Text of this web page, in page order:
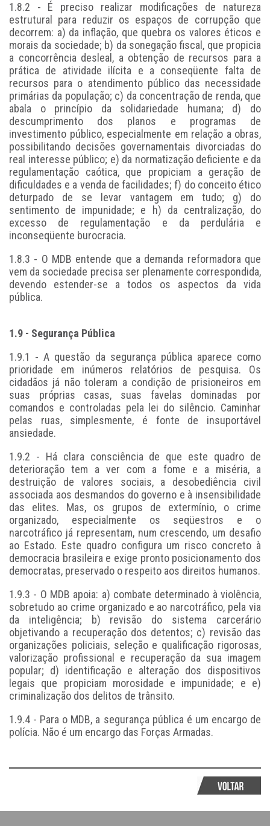
1.8.2 - É preciso realizar modificações de natureza
estrutural para reduzir os espaços de corrupção que
decorrem: a) da inflação, que quebra os valores éticos e
morais da sociedade; b) da sonegação fiscal, que propicia
a concorrência desleal, a obtenção de recursos para a
prática de atividade ilícita e a conseqüente falta de
recursos para o atendimento público das necessidade
primárias da população; c) da concentração de renda, que
abala o princípio da solidariedade humana; d) do
descumprimento dos planos e programas de
investimento público, especialmente em relação a obras,
possibilitando decisões governamentais divorciadas do
real interesse público; e) da normatização deficiente e da
regulamentação caótica, que propiciam a geração de
dificuldades e a venda de facilidades; f) do conceito ético
deturpado de se levar vantagem em tudo; g) do
sentimento de impunidade; e h) da centralização, do
excesso de regulamentação e da perdulária e
inconseqüente burocracia.
1.8.3 - O MDB entende que a demanda reformadora que
vem da sociedade precisa ser plenamente correspondida,
devendo estender-se a todos os aspectos da vida
pública.
1.9 - Segurança Pública
1.9.1 - A questão da segurança pública aparece como
prioridade em inúmeros relatórios de pesquisa. Os
cidadãos já não toleram a condição de prisioneiros em
suas próprias casas, suas favelas dominadas por
comandos e controladas pela lei do silêncio. Caminhar
pelas ruas, simplesmente, é fonte de insuportável
ansiedade.
1.9.2 - Há clara consciência de que este quadro de
deterioração tem a ver com a fome e a miséria, a
destruição de valores sociais, a desobediência civil
associada aos desmandos do governo e à insensibilidade
das elites. Mas, os grupos de extermínio, o crime
organizado, especialmente os seqüestros e o
narcotráfico já representam, num crescendo, um desafio
ao Estado. Este quadro configura um risco concreto à
democracia brasileira e exige pronto posicionamento dos
democratas, preservado o respeito aos direitos humanos.
1.9.3 - O MDB apoia: a) combate determinado à violência,
sobretudo ao crime organizado e ao narcotráfico, pela via
da inteligência; b) revisão do sistema carcerário
objetivando a recuperação dos detentos; c) revisão das
organizações policiais, seleção e qualificação rigorosas,
valorização profissional e recuperação da sua imagem
popular; d) identificação e alteração dos dispositivos
legais que propiciam morosidade e impunidade; e e)
criminalização dos delitos de trânsito.
1.9.4 - Para o MDB, a segurança pública é um encargo de
polícia. Não é um encargo das Forças Armadas.